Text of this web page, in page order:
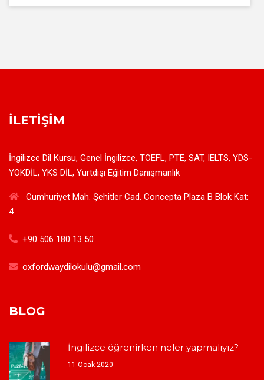
İLETIŞIM
İngilizce Dil Kursu, Genel İngilizce, TOEFL, PTE, SAT, IELTS, YDS-
YÖKDİL, YKS DİL, Yurtdışı Eğitim Danışmanlık
Cumhuriyet Mah. Şehitler Cad. Concepta Plaza B Blok Kat:
4
+90 506 180 13 50
oxfordwaydilokulu@gmail.com
BLOG
İngilizce öğrenirken neler yapmalıyız?
11 Ocak 2020